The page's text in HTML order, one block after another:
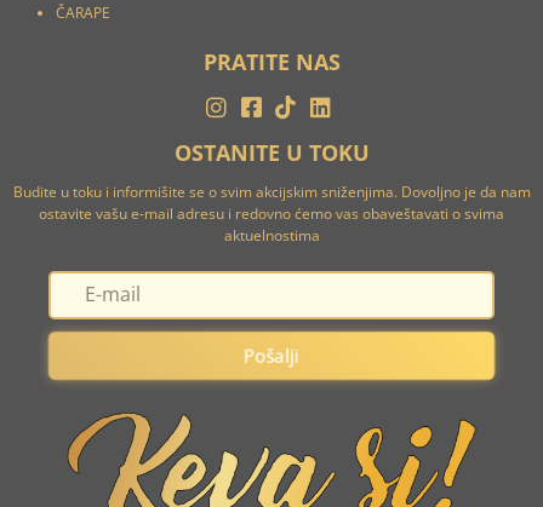
ČARAPE
PRATITE NAS
OSTANITE U TOKU
Budite u toku i informišite se o svim akcijskim sniženjima. Dovoljno je da nam
ostavite vašu e-mail adresu i redovno ćemo vas obaveštavati o svima
aktuelnostima
Pošalji